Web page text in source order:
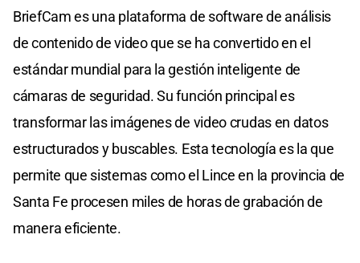
BriefCam es una plataforma de software de análisis
de contenido de video que se ha convertido en el
estándar mundial para la gestión inteligente de
cámaras de seguridad. Su función principal es
transformar las imágenes de video crudas en datos
estructurados y buscables. Esta tecnología es la que
permite que sistemas como el Lince en la provincia de
Santa Fe procesen miles de horas de grabación de
manera eficiente.